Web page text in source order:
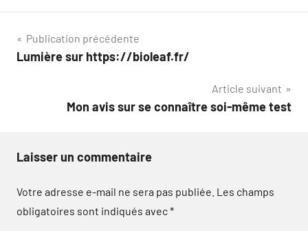
Navigation
de
Publication précédente
Lumière sur https://bioleaf.fr/
Article suivant
Mon avis sur se connaître soi-même test
Laisser un commentaire
Votre adresse e-mail ne sera pas publiée. Les champs
obligatoires sont indiqués avec*